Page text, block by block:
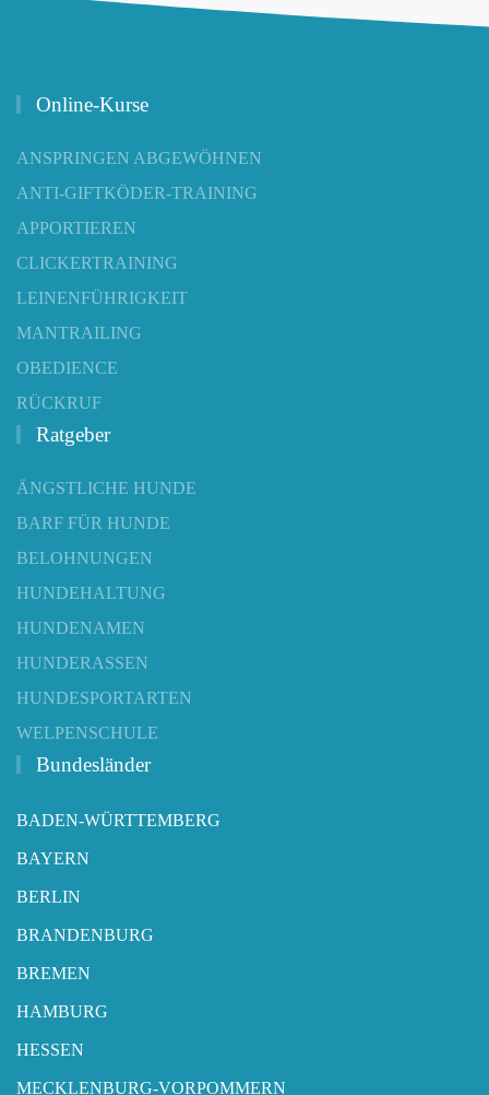
Online-Kurse
ANSPRINGEN ABGEWÖHNEN
ANTI-GIFTKÖDER-TRAINING
APPORTIEREN
CLICKERTRAINING
LEINENFÜHRIGKEIT
MANTRAILING
OBEDIENCE
RÜCKRUF
Ratgeber
ÄNGSTLICHE HUNDE
BARF FÜR HUNDE
BELOHNUNGEN
HUNDEHALTUNG
HUNDENAMEN
HUNDERASSEN
HUNDESPORTARTEN
WELPENSCHULE
Bundesländer
BADEN-WÜRTTEMBERG
BAYERN
BERLIN
BRANDENBURG
BREMEN
HAMBURG
HESSEN
MECKLENBURG-VORPOMMERN